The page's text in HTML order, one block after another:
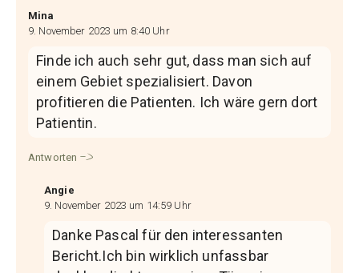
Mina
9. November 2023 um 8:40 Uhr
Finde ich auch sehr gut, dass man sich auf
einem Gebiet spezialisiert. Davon
profitieren die Patienten. Ich wäre gern dort
Patientin.
Antworten
Angie
9. November 2023 um 14:59 Uhr
Danke Pascal für den interessanten
Bericht.Ich bin wirklich unfassbar